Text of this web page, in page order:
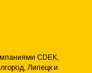
CDEK,
Липецк и